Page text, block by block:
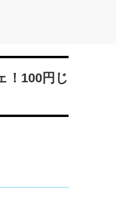
！100円じ